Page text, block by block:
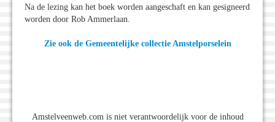
Na de lezing kan het boek worden aangeschaft en kan gesigneerd
worden door Rob Ammerlaan.
Zie ook de Gemeentelijke collectie Amstelporselein
Amstelveenweb.com is niet verantwoordelijk voor de inhoud